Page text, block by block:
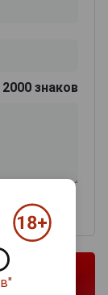
2000 знаков